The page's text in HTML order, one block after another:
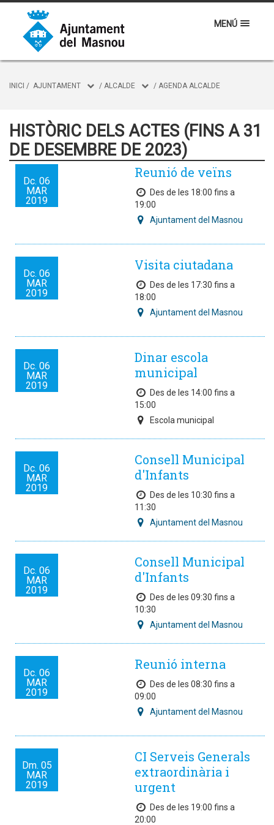
MENÚ
INICI / AJUNTAMENT / ALCALDE / AGENDA ALCALDE
HISTÒRIC DELS ACTES (FINS A 31
DE DESEMBRE DE 2023)
Dc. 06
MAR
2019
Reunió de veïns
Des de les 18:00 fins a
19:00
Ajuntament del Masnou
Dc. 06
MAR
2019
Visita ciutadana
Des de les 17:30 fins a
18:00
Ajuntament del Masnou
Dc. 06
MAR
2019
Dinar escola
municipal
Des de les 14:00 fins a
15:00
Escola municipal
Dc. 06
MAR
2019
Consell Municipal
d'Infants
Des de les 10:30 fins a
11:30
Ajuntament del Masnou
Dc. 06
MAR
2019
Consell Municipal
d'Infants
Des de les 09:30 fins a
10:30
Ajuntament del Masnou
Dc. 06
MAR
2019
Reunió interna
Des de les 08:30 fins a
09:00
Ajuntament del Masnou
Dm. 05
MAR
2019
CI Serveis Generals
extraordinària i
urgent
Des de les 19:00 fins a
20:00